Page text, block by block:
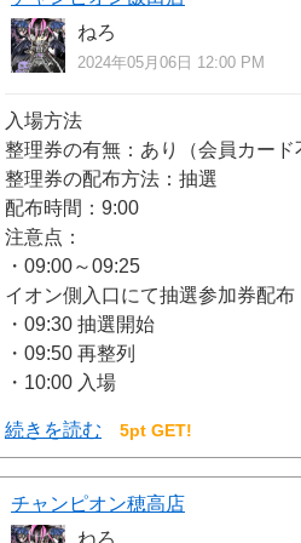
ねろ
2024年05月06日 12:00 PM
入場方法
整理券の有無：あり（会員カード
整理券の配布方法：抽選
配布時間：9:00
注意点：
・09:00～09:25
イオン側入口にて抽選参加券配布
・09:30 抽選開始
・09:50 再整列
・10:00 入場
続きを読む 5pt GET!
チャンピオン穂高店
ねろ